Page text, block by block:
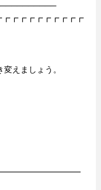
えましょう。